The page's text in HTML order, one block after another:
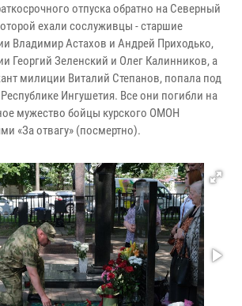
отпуска обратно на Северный
ехали сослуживцы - старшие
Владимир Астахов и Андрей Приходько,
Георгий Зеленский и Олег Калинников, а
милиции Виталий Степанов, попала под
Ингушетия. Все они погибли на
мужество бойцы курского ОМОН
«За отвагу» (посмертно).